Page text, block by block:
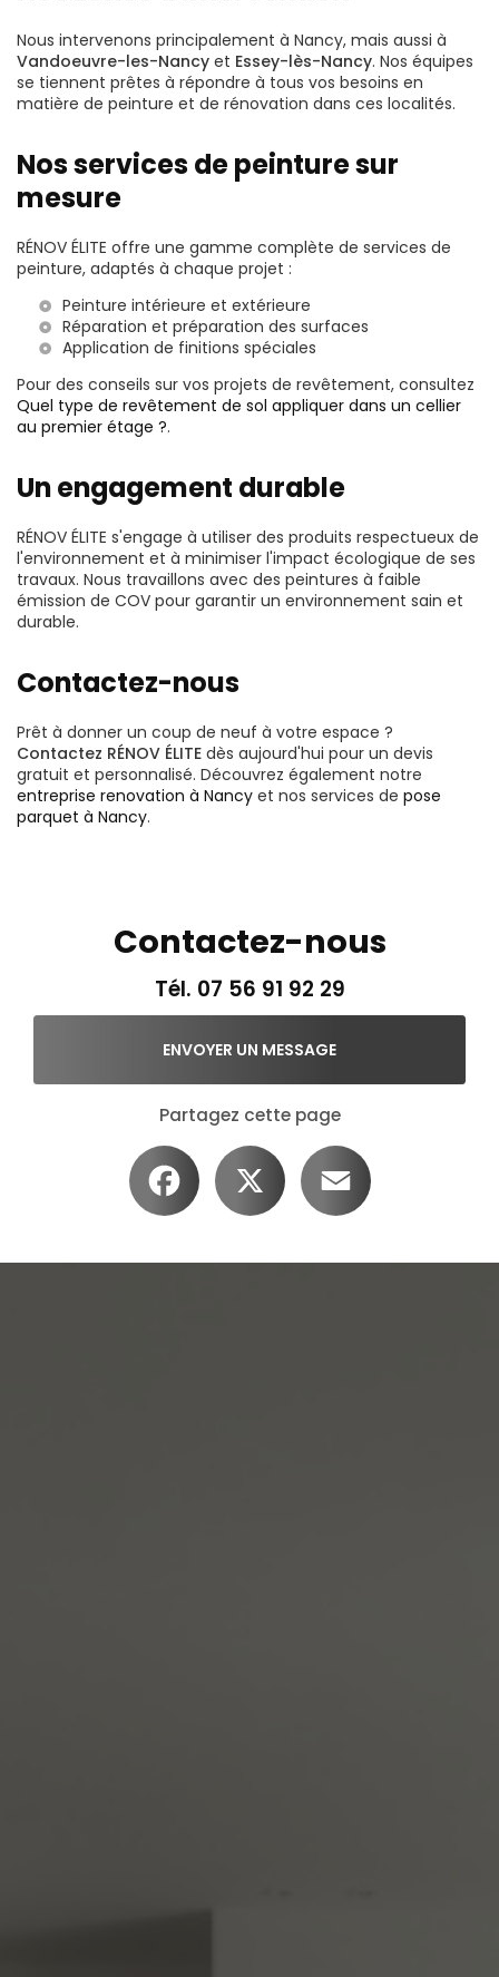
Nous intervenons principalement à Nancy, mais aussi à
Vandoeuvre-les-Nancy et Essey-lès-Nancy. Nos équipes
se tiennent prêtes à répondre à tous vos besoins en
matière de peinture et de rénovation dans ces localités.
Nos services de peinture sur
mesure
RÉNOV ÉLITE offre une gamme complète de services de
peinture, adaptés à chaque projet :
Peinture intérieure et extérieure
Réparation et préparation des surfaces
Application de finitions spéciales
Pour des conseils sur vos projets de revêtement, consultez
Quel type de revêtement de sol appliquer dans un cellier
au premier étage ?.
Un engagement durable
RÉNOV ÉLITE s'engage à utiliser des produits respectueux de
l'environnement et à minimiser l'impact écologique de ses
travaux. Nous travaillons avec des peintures à faible
émission de COV pour garantir un environnement sain et
durable.
Contactez-nous
Prêt à donner un coup de neuf à votre espace ?
Contactez RÉNOV ÉLITE dès aujourd'hui pour un devis
gratuit et personnalisé. Découvrez également notre
entreprise renovation à Nancy et nos services de pose
parquet à Nancy.
Contactez-nous
Tél. 07 56 91 92 29
ENVOYER UN MESSAGE
Partagez cette page
Facebook